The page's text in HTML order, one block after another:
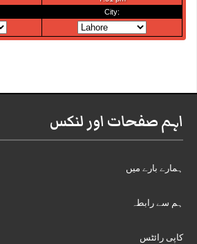
اہم صفحات اور لنکس
ہمارے بارے میں
ہم سے رابطہ
کاپی رائٹس